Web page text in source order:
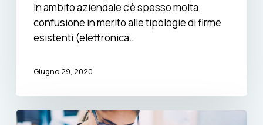
In ambito aziendale c’è spesso molta
confusione in merito alle tipologie di firme
esistenti (elettronica…
Giugno 29, 2020
Firma